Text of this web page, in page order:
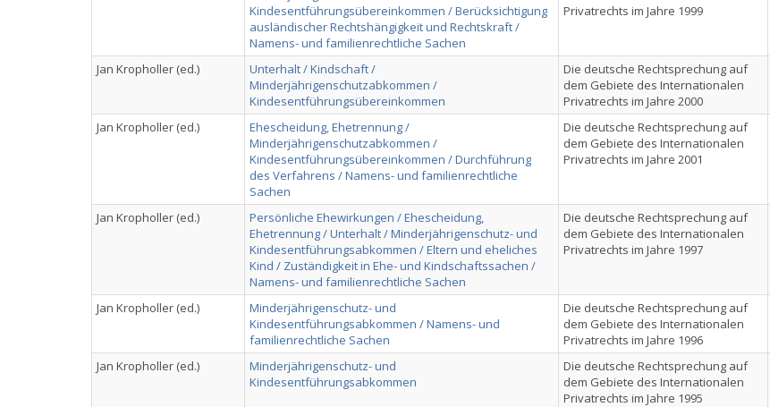
Kindesentführungsübereinkommen / Berücksichtigung
ausländischer Rechtshängigkeit und Rechtskraft /
Namens- und familienrechtliche Sachen
Privatrechts im Jahre 1999
Jan Kropholler (ed.)
Unterhalt / Kindschaft /
Minderjährigenschutzabkommen /
Kindesentführungsübereinkommen
Die deutsche Rechtsprechung auf
dem Gebiete des Internationalen
Privatrechts im Jahre 2000
Jan Kropholler (ed.)
Ehescheidung, Ehetrennung /
Minderjährigenschutzabkommen /
Kindesentführungsübereinkommen / Durchführung
des Verfahrens / Namens- und familienrechtliche
Sachen
Die deutsche Rechtsprechung auf
dem Gebiete des Internationalen
Privatrechts im Jahre 2001
Jan Kropholler (ed.)
Persönliche Ehewirkungen / Ehescheidung,
Ehetrennung / Unterhalt / Minderjährigenschutz- und
Kindesentführungsabkommen / Eltern und eheliches
Kind / Zuständigkeit in Ehe- und Kindschaftssachen /
Namens- und familienrechtliche Sachen
Die deutsche Rechtsprechung auf
dem Gebiete des Internationalen
Privatrechts im Jahre 1997
Jan Kropholler (ed.)
Minderjährigenschutz- und
Kindesentführungsabkommen / Namens- und
familienrechtliche Sachen
Die deutsche Rechtsprechung auf
dem Gebiete des Internationalen
Privatrechts im Jahre 1996
Jan Kropholler (ed.)
Minderjährigenschutz- und
Kindesentführungsabkommen
Die deutsche Rechtsprechung auf
dem Gebiete des Internationalen
Privatrechts im Jahre 1995